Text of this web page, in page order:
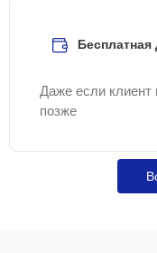
Бесплатная
Даже если
позже